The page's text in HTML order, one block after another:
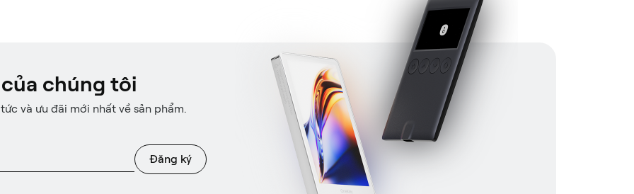
chúng tôi
và ưu đãi mới nhất về sản phẩm.
Đăng ký